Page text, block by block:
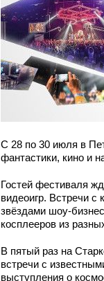
С 28 по 30 июля в
фантастики, кино и
Гостей фестиваля
видеоигр. Встречи
звёздами шоу-
косплееров из
В пятый раз на
встречи с
выступления о